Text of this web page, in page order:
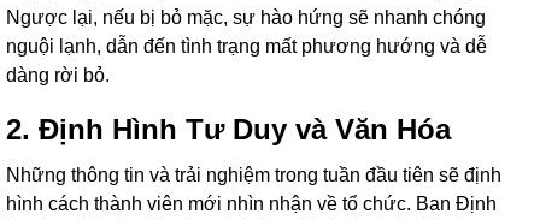
Ngược lại, nếu bị bỏ mặc, sự hào hứng sẽ nhanh chóng
nguội lạnh, dẫn đến tình trạng mất phương hướng và dễ
dàng rời bỏ.
2. Định Hình Tư Duy và Văn Hóa
Những thông tin và trải nghiệm trong tuần đầu tiên sẽ định
hình cách thành viên mới nhìn nhận về tổ chức. Ban Định